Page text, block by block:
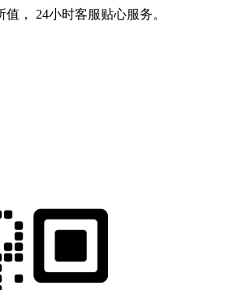
， 24小时客服贴心服务。